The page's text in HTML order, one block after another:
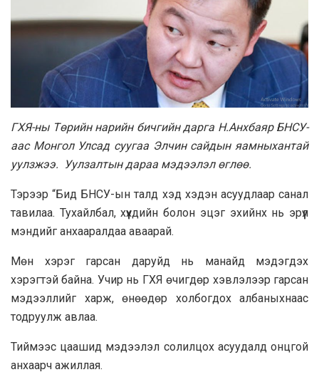
ГХЯ-ны Төрийн нарийн бичгийн дарга Н.Анхбаяр БНСУ-
аас Монгол Улсад суугаа Элчин сайдын яамныхантай
уулзжээ. Уулзалтын дараа мэдээлэл өглөө.
Тэрээр “Бид БНСУ-ын талд хэд хэдэн асуудлаар санал
тавилаа. Тухайлбал, хүүхдийн болон эцэг эхийнх нь эрүүл
мэндийг анхааралдаа аваарай.
Мөн хэрэг гарсан даруйд нь манайд мэдэгдэх
хэрэгтэй байна. Учир нь ГХЯ өчигдөр хэвлэлээр гарсан
мэдээллийг харж, өнөөдөр холбогдох албаныхнаас
тодруулж авлаа.
Тиймээс цаашид мэдээлэл солилцох асуудалд онцгой
анхаарч ажиллая.